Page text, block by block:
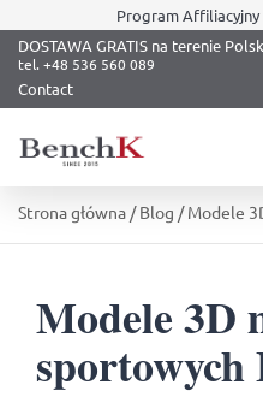
content
Program Affiliacyjny
DOSTAWA GRATIS na terenie
Contact
Strona główna /Blog / Modele
Modele 3D
sportowych